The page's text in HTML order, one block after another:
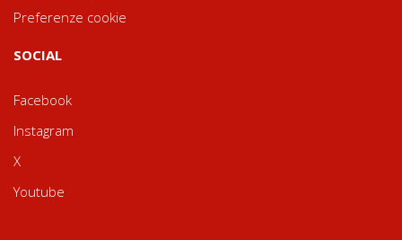
Preferenze cookie
SOCIAL
Facebook
Instagram
X
Youtube